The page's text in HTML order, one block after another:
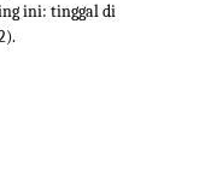
ini: tinggal di